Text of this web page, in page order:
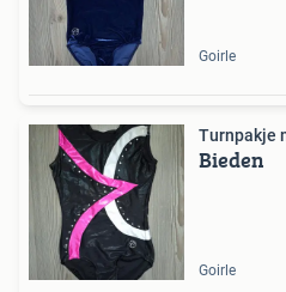
Goirle
Turnpakje
Bieden
Goirle